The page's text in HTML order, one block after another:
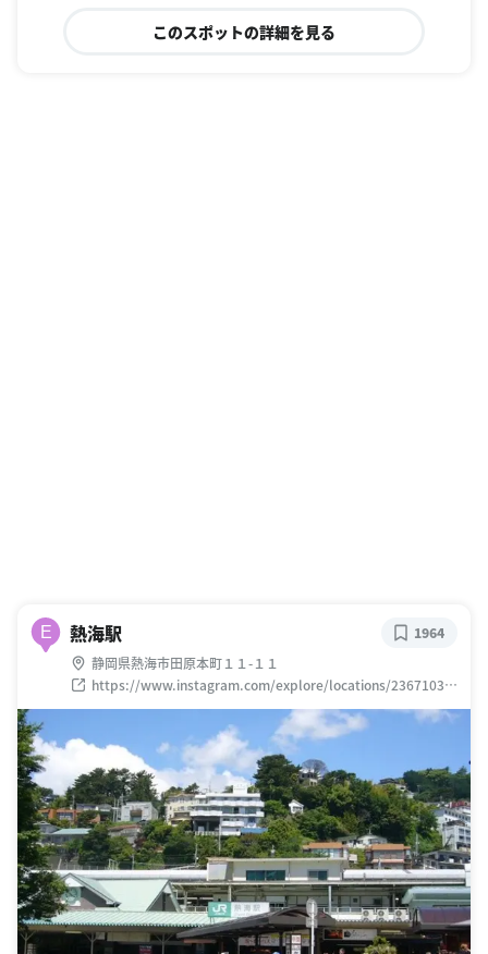
このスポットの詳細を見る
E 熱海駅
静岡県熱海市田原本町１１-１１
https://www.instagram.com/explore/locations/23671036
6/
1964